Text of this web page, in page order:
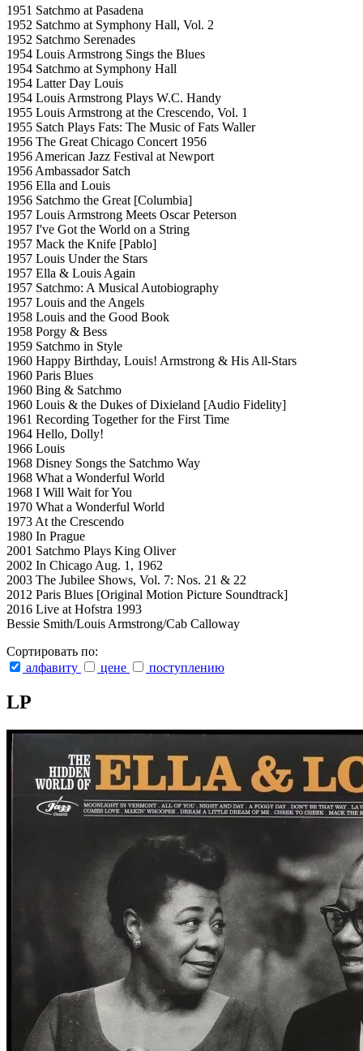
1951 Satchmo at Pasadena
1952 Satchmo at Symphony Hall, Vol. 2
1952 Satchmo Serenades
1954 Louis Armstrong Sings the Blues
1954 Satchmo at Symphony Hall
1954 Latter Day Louis
1954 Louis Armstrong Plays W.C. Handy
1955 Louis Armstrong at the Crescendo, Vol. 1
1955 Satch Plays Fats: The Music of Fats Waller
1956 The Great Chicago Concert 1956
1956 American Jazz Festival at Newport
1956 Ambassador Satch
1956 Ella and Louis
1956 Satchmo the Great [Columbia]
1957 Louis Armstrong Meets Oscar Peterson
1957 I've Got the World on a String
1957 Mack the Knife [Pablo]
1957 Louis Under the Stars
1957 Ella & Louis Again
1957 Satchmo: A Musical Autobiography
1957 Louis and the Angels
1958 Louis and the Good Book
1958 Porgy & Bess
1959 Satchmo in Style
1960 Happy Birthday, Louis! Armstrong & His All-Stars
1960 Paris Blues
1960 Bing & Satchmo
1960 Louis & the Dukes of Dixieland [Audio Fidelity]
1961 Recording Together for the First Time
1964 Hello, Dolly!
1966 Louis
1968 Disney Songs the Satchmo Way
1968 What a Wonderful World
1968 I Will Wait for You
1970 What a Wonderful World
1973 At the Crescendo
1980 In Prague
2001 Satchmo Plays King Oliver
2002 In Chicago Aug. 1, 1962
2003 The Jubilee Shows, Vol. 7: Nos. 21 & 22
2012 Paris Blues [Original Motion Picture Soundtrack]
2016 Live at Hofstra 1993
Bessie Smith/Louis Armstrong/Cab Calloway
Сортировать по:
алфавиту
цене поступлению
LP